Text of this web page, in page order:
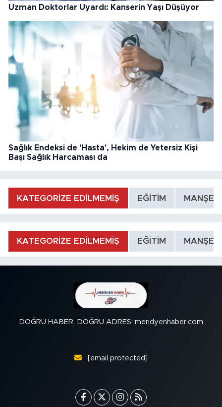
Uzman Doktorlar Uyardı: Kanserin Yaşı Düşüyor
Sağlık Endeksi de 'Hasta', Hekim de Yetersiz Kişi
Başı Sağlık Harcaması da
KATEGORİZE EDİLMEMİŞ EĞİTİM MANŞET
KATEGORİZE EDİLMEMİŞ EĞİTİM MANŞET
DOĞRU HABER, DOĞRU ADRES: meridyenhaber.com
[email protected]